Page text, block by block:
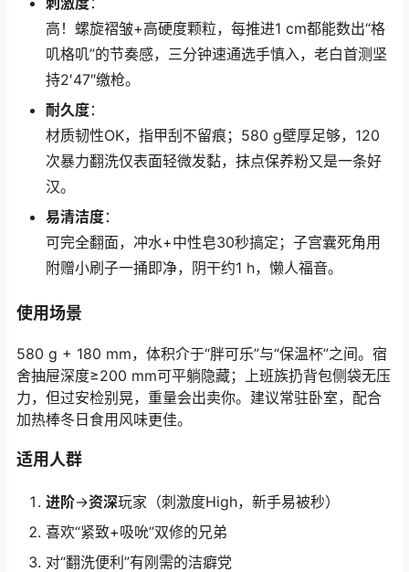
高！螺旋褶皱+高硬度颗粒，每推进1 cm都能数出“格
叽格叽”的节奏感，三分钟速通选手慎入，老白首测坚
持2′47″缴枪。
耐久度：
材质韧性OK，指甲刮不留痕；580 g壁厚足够，120
次暴力翻洗仅表面轻微发黏，抹点保养粉又是一条好
汉。
易清洁度：
可完全翻面，冲水+中性皂30秒搞定；子宫囊死角用
附赠小刷子一捅即净，阴干约1 h，懒人福音。
使用场景
580 g + 180 mm，体积介于“胖可乐”与“保温杯”之间。宿
舍抽屉深度≥200 mm可平躺隐藏；上班族扔背包侧袋无压
力，但过安检别晃，重量会出卖你。建议常驻卧室，配合
加热棒冬日食用风味更佳。
适用人群
进阶→资深玩家（刺激度High，新手易被秒）
喜欢“紧致+吸吮”双修的兄弟
对“翻洗便利”有刚需的洁癖党